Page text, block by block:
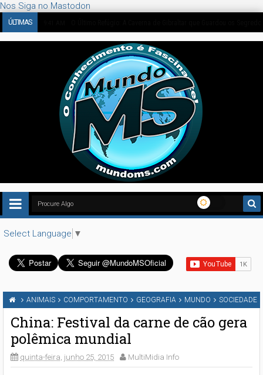
Nos Siga no Mastodon
ÚLTIMAS
Select Language ▼
ANIMAIS COMPORTAMENTO GEOGRAFIA MUNDO SOCIEDADE
China: Festival da carne de cão gera
polêmica mundial
quinta-feira, junho 25, 2015 MultiMidia Info